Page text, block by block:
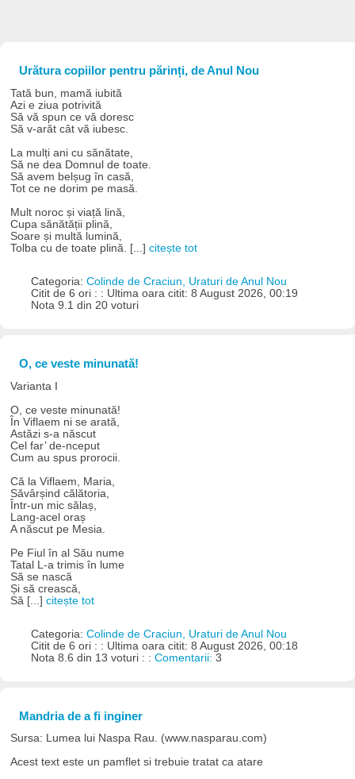
Urătura copiilor pentru părinți, de Anul Nou
Tată bun, mamă iubită
Azi e ziua potrivită
Să vă spun ce vă doresc
Să v-arăt cât vă iubesc.
La mulți ani cu sănătate,
Să ne dea Domnul de toate.
Să avem belșug în casă,
Tot ce ne dorim pe masă.
Mult noroc și viață lină,
Cupa sănătății plină,
Soare și multă lumină,
Tolba cu de toate plină. [...]citește tot
Categoria: Colinde de Craciun, Uraturi de Anul Nou
Citit de 6 ori : : Ultima oara citit: 8 August 2026, 00:19
Nota 9.1 din 20 voturi
O, ce veste minunată!
Varianta I
O, ce veste minunată!
În Viflaem ni se arată,
Astăzi s-a născut
Cel far’ de-nceput
Cum au spus prorocii.
Că la Viflaem, Maria,
Săvârșind călătoria,
Într-un mic sălaș,
Lang-acel oraș
A născut pe Mesia.
Pe Fiul în al Său nume
Tatal L-a trimis în lume
Să se nască
Și să crească,
Să [...]citește tot
Categoria: Colinde de Craciun, Uraturi de Anul Nou
Citit de 6 ori : : Ultima oara citit: 8 August 2026, 00:18
Nota 8.6 din 13 voturi : : Comentarii: 3
Mandria de a fi inginer
Sursa: Lumea lui Naspa Rau. (www.nasparau.com)
Acest text este un pamflet si trebuie tratat ca atare